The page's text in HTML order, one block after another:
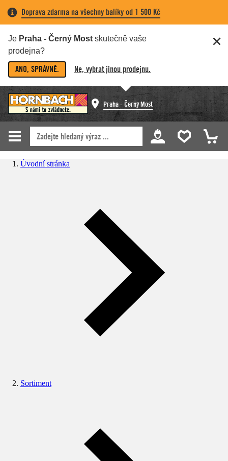
Doprava zdarma na všechny balíky od 1 500 Kč
Je Praha - Černý Most skutečně vaše
prodejna?
ANO, SPRÁVNĚ. Ne, vybrat jinou prodejnu.
Praha - Černý Most
Úvodní stránka
Sortiment